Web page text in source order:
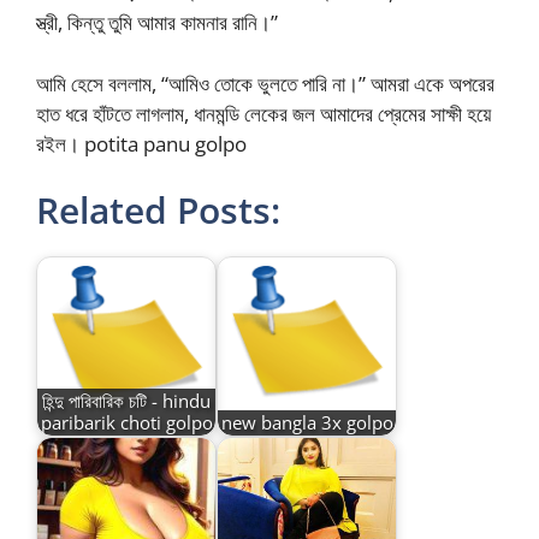
স্ত্রী, কিন্তু তুমি আমার কামনার রানি।”
আমি হেসে বললাম, “আমিও তোকে ভুলতে পারি না।” আমরা একে অপরের
হাত ধরে হাঁটতে লাগলাম, ধানমন্ডি লেকের জল আমাদের প্রেমের সাক্ষী হয়ে
রইল। potita panu golpo
Related Posts:
হিন্দু পারিবারিক চটি - hindu
paribarik choti golpo new bangla 3x golpo